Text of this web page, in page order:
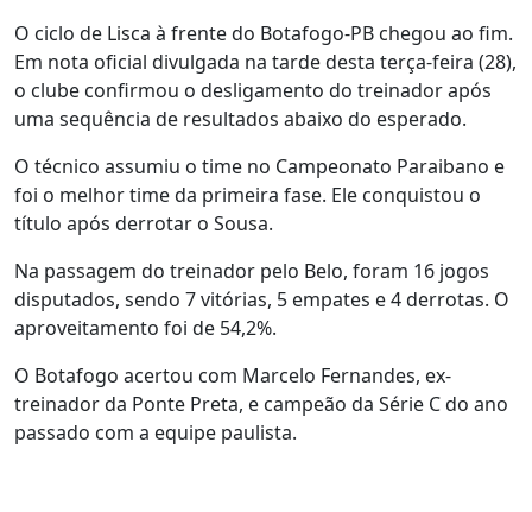
O ciclo de Lisca à frente do Botafogo-PB chegou ao fim.
Em nota oficial divulgada na tarde desta terça-feira (28),
o clube confirmou o desligamento do treinador após
uma sequência de resultados abaixo do esperado.
O técnico assumiu o time no Campeonato Paraibano e
foi o melhor time da primeira fase. Ele conquistou o
título após derrotar o Sousa.
Na passagem do treinador pelo Belo, foram 16 jogos
disputados, sendo 7 vitórias, 5 empates e 4 derrotas. O
aproveitamento foi de 54,2%.
O Botafogo acertou com Marcelo Fernandes, ex-
treinador da Ponte Preta, e campeão da Série C do ano
passado com a equipe paulista.